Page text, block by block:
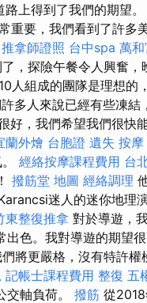
路上得到了我們的期望。
重要，我們看到了許多
推拿師證照 台中spa 萬
，探險午餐令人興奮，
人組成的團隊是理想的
多人來說已經有些凍結
好，我們希望我們很快
蘭外燴 台胞證 遺失 按摩
經絡按摩課程費用 台
撥筋堂 地圖 經絡調理
迷人的迷你地理
東整復推拿 對於導遊，
出色。我對導遊的期望
將更嚴格，沒有特許權
記帳士課程費用 整復 五
交軸負荷。 撥筋 從